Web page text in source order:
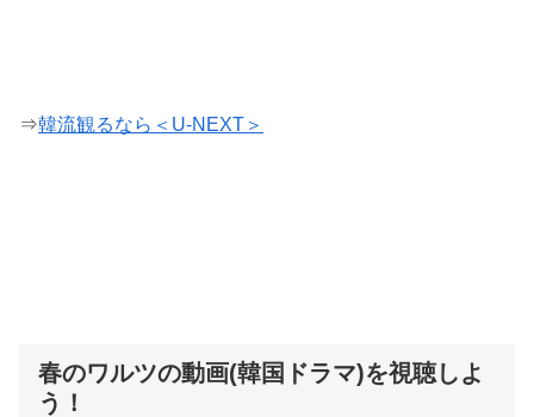
⇒韓流観るなら＜U-NEXT＞
春のワルツの動画(韓国ドラマ)を視聴しよ
う！